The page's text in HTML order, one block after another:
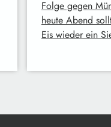
Folge gegen
heute Abend
Eis wieder ein